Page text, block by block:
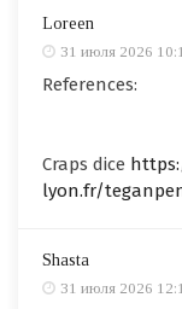
Loreen
31 июля 2026
References:
Craps dice
lyon.fr/
Shasta
31 июля 2026